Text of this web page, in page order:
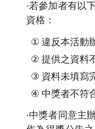
·若參加者有以
資格：
① 違反本活動
② 提供之資料
③ 資料未填寫
④ 中獎者不符
·中獎者同意主